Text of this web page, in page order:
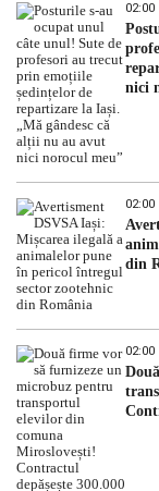
02:00
nici
02:00
din
02:00